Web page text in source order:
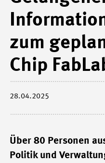
zum
Chip
28.04.2025
Über 80 Personen
Politik und